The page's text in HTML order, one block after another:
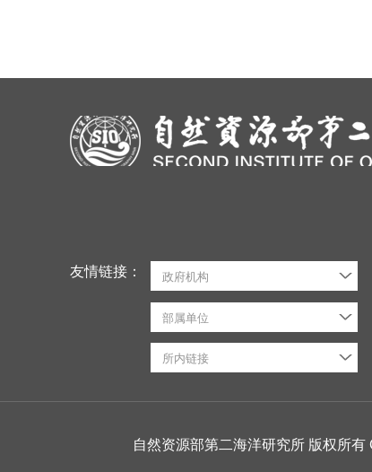
友情链接： 政府机构
部属单位
所内链接
自然资源部第二海洋研究所 版权所